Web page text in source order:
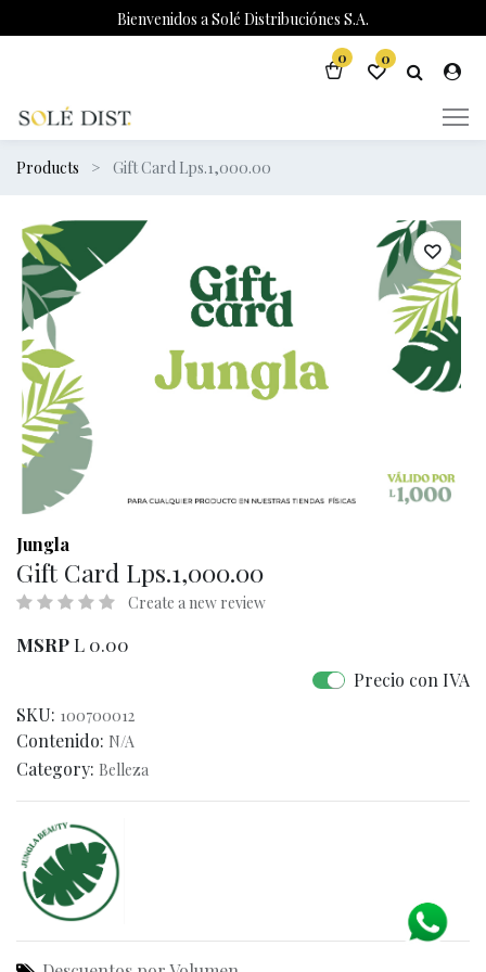
Bienvenidos a Solé Distribuciónes S.A.
0 0
Products Gift Card Lps.1,000.00
Jungla
Gift Card Lps.1,000.00
Create a new review
MSRPL 0.00
Precio con IVA
SKU: 100700012
Contenido: N/A
Category: Belleza